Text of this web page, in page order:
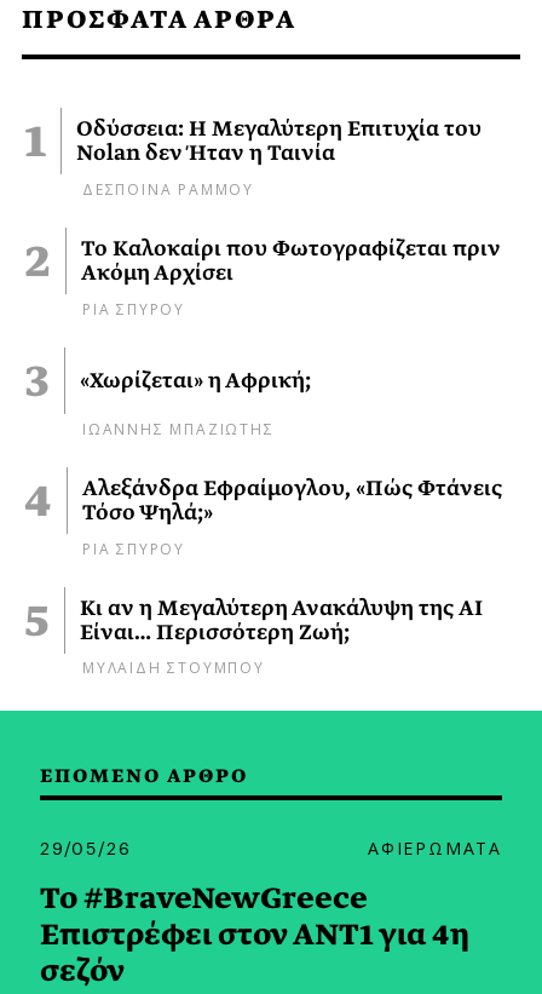
ΠΡΟΣΦΑΤΑ ΑΡΘΡΑ
Οδύσσεια: Η Μεγαλύτερη Επιτυχία του
Nolan δεν Ήταν η Ταινία
ΔΕΣΠΟΙΝΑ ΡΑΜΜΟΥ
Το Καλοκαίρι που Φωτογραφίζεται πριν
Ακόμη Αρχίσει
ΡΙΑ ΣΠΥΡΟΥ
«Χωρίζεται» η Αφρική;
ΙΩΑΝΝΗΣ ΜΠΑΖΙΩΤΗΣ
Αλεξάνδρα Εφραίμογλου, «Πώς Φτάνεις
Τόσο Ψηλά;»
ΡΙΑ ΣΠΥΡΟΥ
Κι αν η Μεγαλύτερη Ανακάλυψη της AI
Είναι… Περισσότερη Ζωή;
ΜΥΛΑΙΔΗ ΣΤΟΥΜΠΟΥ
ΕΠΟΜΕΝΟ ΑΡΘΡΟ
29/05/26 ΑΦΙΕΡΩΜΑΤΑ
Το #BraveNewGreece
Επιστρέφει στον ΑΝΤ1 για 4η
σεζόν